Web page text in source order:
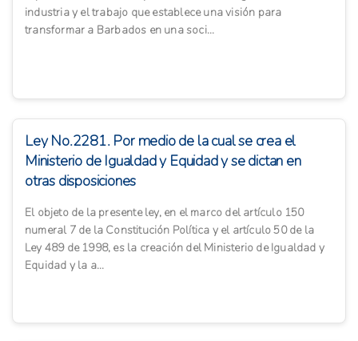
industria y el trabajo que establece una visión para
transformar a Barbados en una soci...
Ley No.2281. Por medio de la cual se crea el
Ministerio de Igualdad y Equidad y se dictan en
otras disposiciones
El objeto de la presente ley, en el marco del artículo 150
numeral 7 de la Constitución Política y el artículo 50 de la
Ley 489 de 1998, es la creación del Ministerio de Igualdad y
Equidad y la a...